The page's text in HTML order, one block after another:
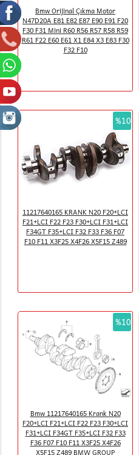
Bmw Orijinal Çıkma Motor
N47D20A E81 E82 E87 E90 E91 F20
F30 F31 Mini R60 R56 R57 R58 R59
R61 F22 E60 E61 X1 E84 X3 E83 F30
F32 F10
%10
11217640165 KRANK N20 F20+LCI
F21+LCI F22 F23 F30+LCI F31+LCI
F34GT F35+LCI F32 F33 F36 F07
F10 F11 X3F25 X4F26 X5F15 Z489
%10
Bmw 11217640165 Krank N20
F20+LCI F21+LCI F22 F23 F30+LCI
F31+LCI F34GT F35+LCI F32 F33
F36 F07 F10 F11 X3F25 X4F26
X5F15 Z489 BMW GROUP